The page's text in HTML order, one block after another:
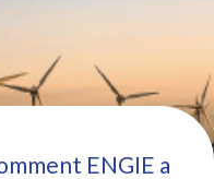
ENGIE a